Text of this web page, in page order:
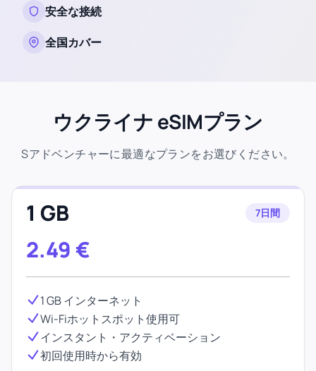
安全な接続
全国カバー
ウクライナ eSIMプラン
Sアドベンチャーに最適なプランをお選びください。
1 GB 7日間
2.49 €
1 GB インターネット
Wi-Fiホットスポット使用可
インスタント・アクティベーション
初回使用時から有効